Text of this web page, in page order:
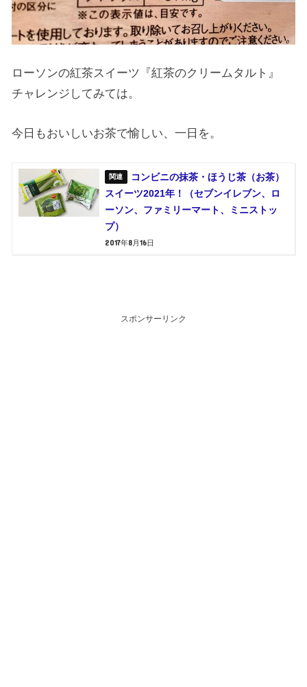
ローソンの紅茶スイーツ『紅茶のクリームタルト』
チャレンジしてみては。
今日もおいしいお茶で愉しい、一日を。
コンビニの抹茶・ほうじ茶（お茶）
スイーツ2021年！（セブンイレブン、ロ
ーソン、ファミリーマート、ミニストッ
プ）
2017年8月16日
スポンサーリンク